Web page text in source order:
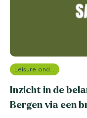
Inzicht in de
Bergen via een